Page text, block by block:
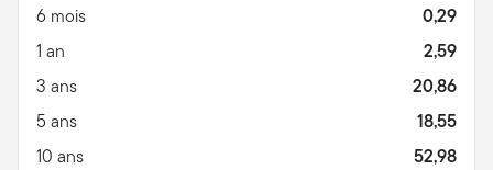
6 mois
0,29
1 an
2,59
3 ans
20,86
5 ans
18,55
10 ans
52,98